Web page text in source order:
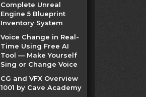
Complete Unreal
Engine 5 Blueprint
Inventory System
Voice Change in Real-
Time Using Free AI
Tool — Make Yourself
Sing or Change Voice
CG and VFX Overview
1001 by Cave Academy